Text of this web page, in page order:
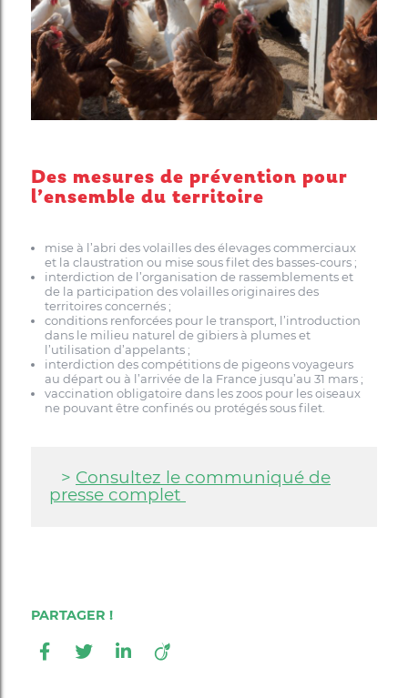
Des mesures de prévention pour
l’ensemble du territoire
mise à l’abri des volailles des élevages commerciaux
et la claustration ou mise sous filet des basses-cours ;
interdiction de l’organisation de rassemblements et
de la participation des volailles originaires des
territoires concernés ;
conditions renforcées pour le transport, l’introduction
dans le milieu naturel de gibiers à plumes et
l’utilisation d’appelants ;
interdiction des compétitions de pigeons voyageurs
au départ ou à l’arrivée de la France jusqu’au 31 mars ;
vaccination obligatoire dans les zoos pour les oiseaux
ne pouvant être confinés ou protégés sous filet.
> Consultez le communiqué de
presse complet